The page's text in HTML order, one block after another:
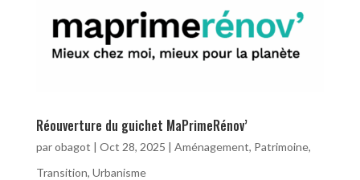
Réouverture du guichet MaPrimeRénov’
parobagot | Oct 28, 2025 | Aménagement, Patrimoine,
Transition, Urbanisme